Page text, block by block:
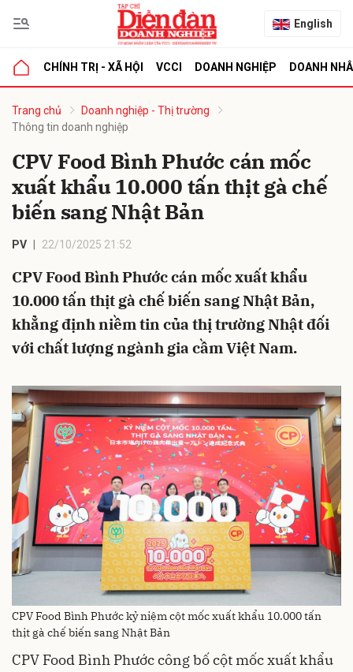
English
CHÍNH TRỊ - XÃ HỘI VCCI DOANH NGHIỆP DOANH
Trang chủ
Doanh nghiệp - Thị trường
Thông tin doanh nghiệp
CPV Food Bình Phước cán mốc
xuất khẩu 10.000 tấn thịt gà chế
biến sang Nhật Bản
PV 22/10/2025 21:52
CPV Food Bình Phước cán mốc xuất khẩu
10.000 tấn thịt gà chế biến sang Nhật Bản,
khẳng định niềm tin của thị trường Nhật đối
với chất lượng ngành gia cầm Việt Nam.
CPV Food Bình Phước kỷ niệm cột mốc xuất khẩu 10.000 tấn
thịt gà chế biến sang Nhật Bản
CPV Food Bình Phước công bố cột mốc xuất khẩu
luận